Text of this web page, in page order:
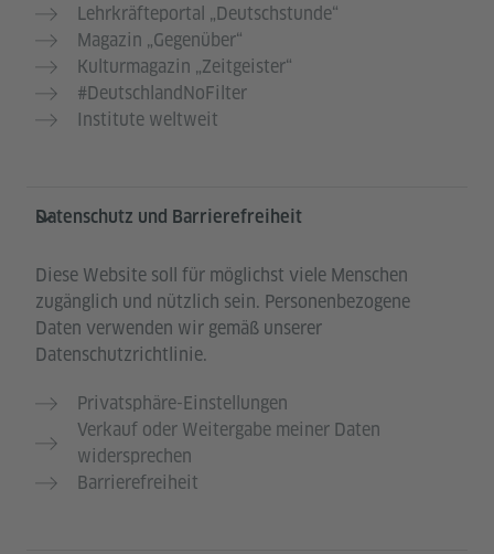
Lehrkräfteportal „Deutschstunde“
Magazin „Gegenüber“
Kulturmagazin „Zeitgeister“
#DeutschlandNoFilter
Institute weltweit
Datenschutz und Barrierefreiheit
Diese Website soll für möglichst viele Menschen
zugänglich und nützlich sein. Personenbezogene
Daten verwenden wir gemäß unserer
Datenschutzrichtlinie.
Privatsphäre-Einstellungen
Verkauf oder Weitergabe meiner Daten
widersprechen
Barrierefreiheit